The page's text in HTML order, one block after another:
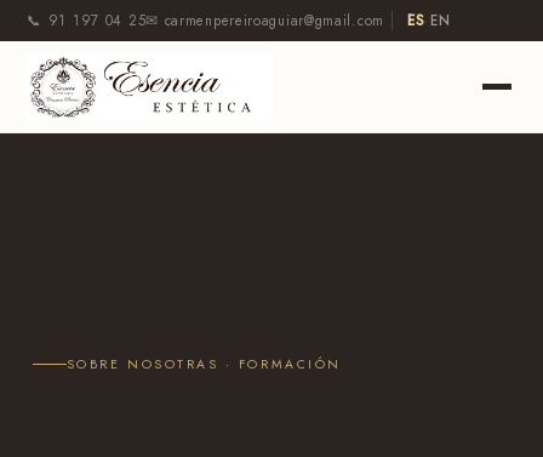
📞 91 197 04 25✉ carmenpereiroaguiar@gmail.com ES·EN
SOBRE NOSOTRAS · FORMACIÓN